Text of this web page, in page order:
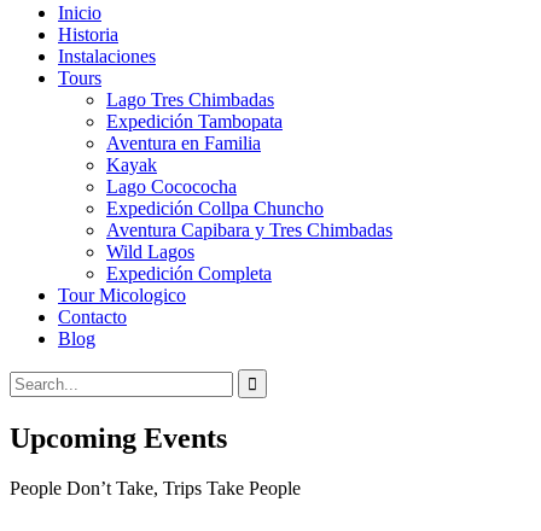
Inicio
Historia
Instalaciones
Tours
Lago Tres Chimbadas
Expedición Tambopata
Aventura en Familia
Kayak
Lago Cocococha
Expedición Collpa Chuncho
Aventura Capibara y Tres Chimbadas
Wild Lagos
Expedición Completa
Tour Micologico
Contacto
Blog
Upcoming Events
People Don’t Take, Trips Take People